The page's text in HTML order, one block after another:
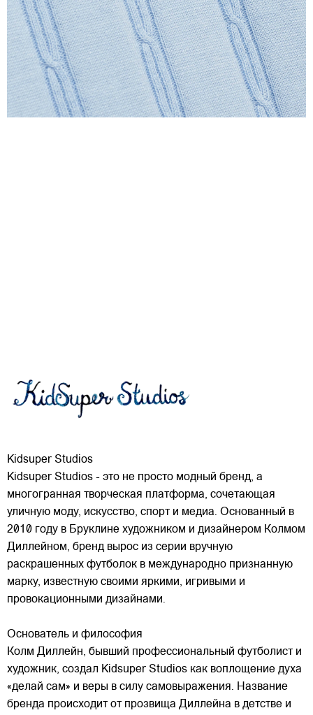
Kidsuper Studios
Kidsuper Studios - это не просто модный бренд, а
многогранная творческая платформа, сочетающая
уличную моду, искусство, спорт и медиа. Основанный в
2010 году в Бруклине художником и дизайнером Колмом
Диллейном, бренд вырос из серии вручную
раскрашенных футболок в международно признанную
марку, известную своими яркими, игривыми и
провокационными дизайнами.
Основатель и философия
Колм Диллейн, бывший профессиональный футболист и
художник, создал Kidsuper Studios как воплощение духа
«делай сам» и веры в силу самовыражения. Название
бренда происходит от прозвища Диллейна в детстве и